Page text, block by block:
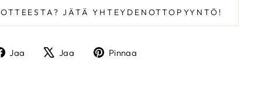
JÄTÄ YHTEYDENOTTOPYYNTÖ!
Jaa
Jaa
Jaa
TwiittaaPinnaa